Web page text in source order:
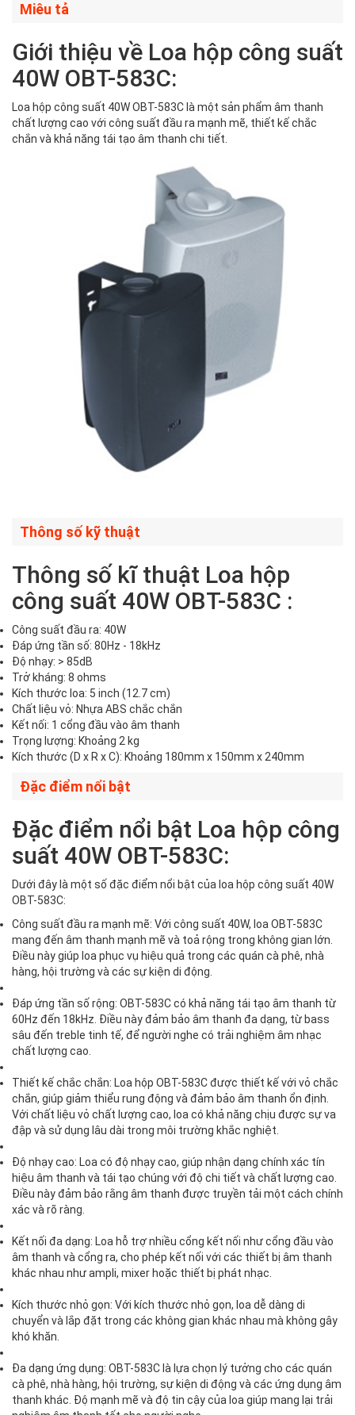
Miêu tả
Giới thiệu về Loa hộp công suất
40W OBT-583C:
Loa hộp công suất 40W OBT-583C là một sản phẩm âm thanh
chất lượng cao với công suất đầu ra mạnh mẽ, thiết kế chắc
chắn và khả năng tái tạo âm thanh chi tiết.
Thông số kỹ thuật
Thông số kĩ thuật Loa hộp
công suất 40W OBT-583C :
Công suất đầu ra: 40W
Đáp ứng tần số: 80Hz - 18kHz
Độ nhạy: > 85dB
Trở kháng: 8 ohms
Kích thước loa: 5 inch (12.7 cm)
Chất liệu vỏ: Nhựa ABS chắc chắn
Kết nối: 1 cổng đầu vào âm thanh
Trọng lượng: Khoảng 2 kg
Kích thước (D x R x C): Khoảng 180mm x 150mm x 240mm
Đặc điểm nổi bật
Đặc điểm nổi bật Loa hộp công
suất 40W OBT-583C:
Dưới đây là một số đặc điểm nổi bật của loa hộp công suất 40W
OBT-583C:
Công suất đầu ra mạnh mẽ: Với công suất 40W, loa OBT-583C
mang đến âm thanh mạnh mẽ và toả rộng trong không gian lớn.
Điều này giúp loa phục vụ hiệu quả trong các quán cà phê, nhà
hàng, hội trường và các sự kiện di động.
Đáp ứng tần số rộng: OBT-583C có khả năng tái tạo âm thanh từ
60Hz đến 18kHz. Điều này đảm bảo âm thanh đa dạng, từ bass
sâu đến treble tinh tế, để người nghe có trải nghiệm âm nhạc
chất lượng cao.
Thiết kế chắc chắn: Loa hộp OBT-583C được thiết kế với vỏ chắc
chắn, giúp giảm thiểu rung động và đảm bảo âm thanh ổn định.
Với chất liệu vỏ chất lượng cao, loa có khả năng chịu được sự va
đập và sử dụng lâu dài trong môi trường khắc nghiệt.
Độ nhạy cao: Loa có độ nhạy cao, giúp nhận dạng chính xác tín
hiệu âm thanh và tái tạo chúng với độ chi tiết và chất lượng cao.
Điều này đảm bảo rằng âm thanh được truyền tải một cách chính
xác và rõ ràng.
Kết nối đa dạng: Loa hỗ trợ nhiều cổng kết nối như cổng đầu vào
âm thanh và cổng ra, cho phép kết nối với các thiết bị âm thanh
khác nhau như ampli, mixer hoặc thiết bị phát nhạc.
Kích thước nhỏ gọn: Với kích thước nhỏ gọn, loa dễ dàng di
chuyển và lắp đặt trong các không gian khác nhau mà không gây
khó khăn.
Đa dạng ứng dụng: OBT-583C là lựa chọn lý tưởng cho các quán
cà phê, nhà hàng, hội trường, sự kiện di động và các ứng dụng âm
thanh khác. Độ mạnh mẽ và độ tin cậy của loa giúp mang lại trải